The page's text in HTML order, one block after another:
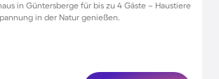
in Güntersberge für bis zu 4 Gäste – Haustiere
in der Natur genießen.